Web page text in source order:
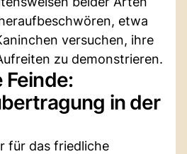
etwa
versuchen, ihre
zu demonstrieren.
Feinde:
in der
für das friedliche